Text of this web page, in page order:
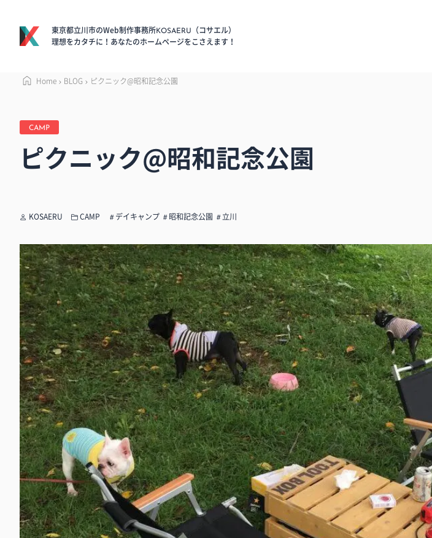
東京都立川市のWeb制作事務所KOSAERU
（コサエル）
理想をカタチに！あなたのホームページをこさえます！
Home BLOG ピクニック@昭和記念公園
CAMP
ピクニック@昭和記念公園
KOSAERU CAMP デイキャンプ 昭和記念公園 立川